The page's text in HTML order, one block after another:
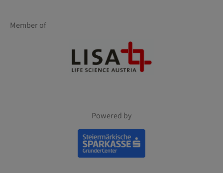
Member of
Powered by